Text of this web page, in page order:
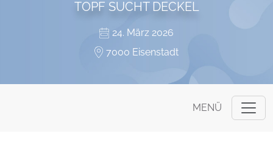
TOPF SUCHT DECKEL
24. März 2026
7000 Eisenstadt
MENÜ